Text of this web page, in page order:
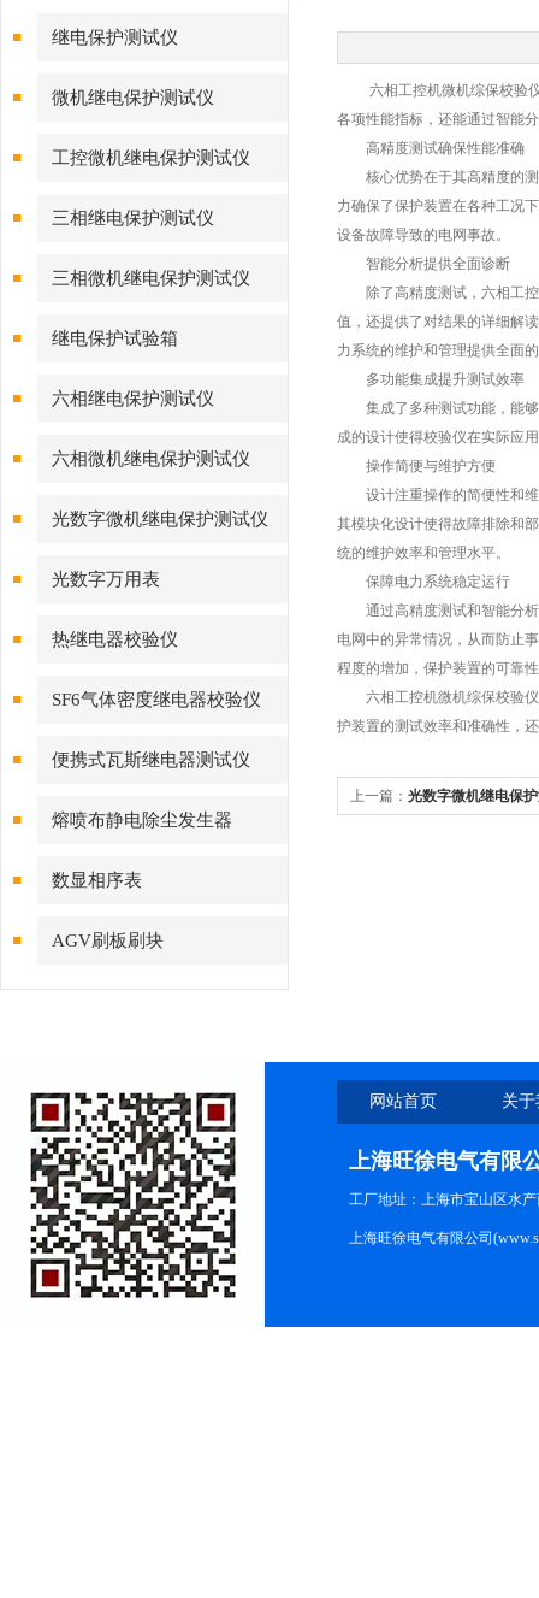
继电保护测试仪
微机继电保护测试仪
工控微机继电保护测试仪
三相继电保护测试仪
三相微机继电保护测试仪
继电保护试验箱
六相继电保护测试仪
六相微机继电保护测试仪
光数字微机继电保护测试仪
光数字万用表
热继电器校验仪
SF6气体密度继电器校验仪
便携式瓦斯继电器测试仪
熔喷布静电除尘发生器
数显相序表
AGV刷板刷块
六相工控机微机综保校验仪
各项性能指标，还能通过智能
高精度测试确保性能准确
核心优势在于其高精度的测
力确保了保护装置在各种工况
设备故障导致的电网事故。
智能分析提供全面诊断
除了高精度测试，六相工控
值，还提供了对结果的详细解
力系统的维护和管理提供全面
多功能集成提升测试效率
集成了多种测试功能，能够
成的设计使得校验仪在实际应
操作简便与维护方便
设计注重操作的简便性和维
其模块化设计使得故障排除和
统的维护效率和管理水平。
保障电力系统稳定运行
通过高精度测试和智能分析
电网中的异常情况，从而防止
程度的增加，保护装置的可靠
六相工控机微机综保校验仪
护装置的测试效率和准确性，
上一篇： 光数字微机继电保
网站首页 关
上海旺徐电气有限
工厂地址：上海市宝山区水产
上海旺徐电气有限公司